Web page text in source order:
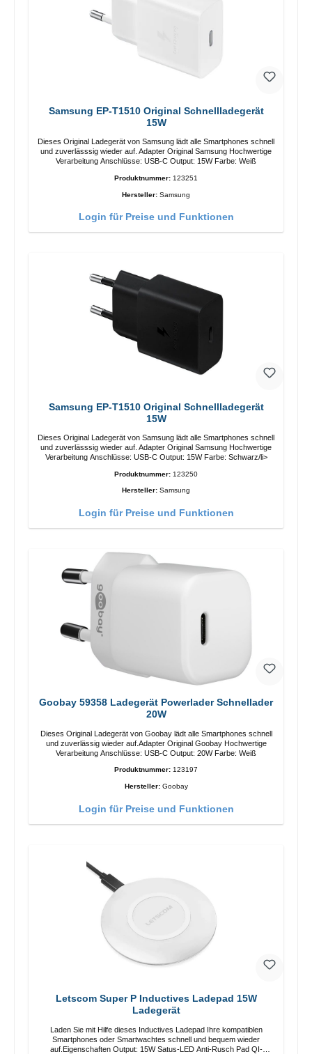
Samsung EP-T1510 Original Schnellladegerät
15W
Dieses Original Ladegerät von Samsung lädt alle Smartphones schnell
und zuverlässsig wieder auf. Adapter Original Samsung Hochwertige
Verarbeitung Anschlüsse: USB-C Output: 15W Farbe: Weiß
Produktnummer: 123251
Hersteller: Samsung
Login für Preise und Funktionen
Samsung EP-T1510 Original Schnellladegerät
15W
Dieses Original Ladegerät von Samsung lädt alle Smartphones schnell
und zuverlässsig wieder auf. Adapter Original Samsung Hochwertige
Verarbeitung Anschlüsse: USB-C Output: 15W Farbe: Schwarz/li>
Produktnummer: 123250
Hersteller: Samsung
Login für Preise und Funktionen
Goobay 59358 Ladegerät Powerlader Schnellader
20W
Dieses Original Ladegerät von Goobay lädt alle Smartphones schnell
und zuverlässig wieder auf.Adapter Original Goobay Hochwertige
Verarbeitung Anschlüsse: USB-C Output: 20W Farbe: Weiß
Produktnummer: 123197
Hersteller: Goobay
Login für Preise und Funktionen
Letscom Super P Inductives Ladepad 15W
Ladegerät
Laden Sie mit Hilfe dieses Inductives Ladepad Ihre kompatiblen
Smartphones oder Smartwachtes schnell und bequem wieder
auf.Eigenschaften Output: 15W Satus-LED Anti-Rusch Pad QI-